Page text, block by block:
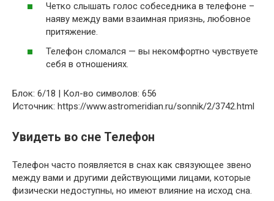
Четко слышать голос собеседника в телефоне –
наяву между вами взаимная приязнь, любовное
притяжение.
Телефон сломался — вы некомфортно чувствуете
себя в отношениях.
Блок: 6/18 | Кол-во символов: 656
Источник: https://www.astromeridian.ru/sonnik/2/3742.html
Увидеть во сне Телефон
Телефон часто появляется в снах как связующее звено
между вами и другими действующими лицами, которые
физически недоступны, но имеют влияние на исход сна.